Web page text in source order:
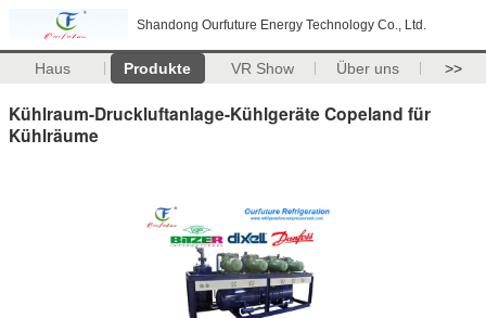
Shandong Ourfuture Energy Technology Co., Ltd.
Haus Produkte VR Show Über uns >>
Kühlraum-Druckluftanlage-Kühlgeräte Copeland für
Kühlräume